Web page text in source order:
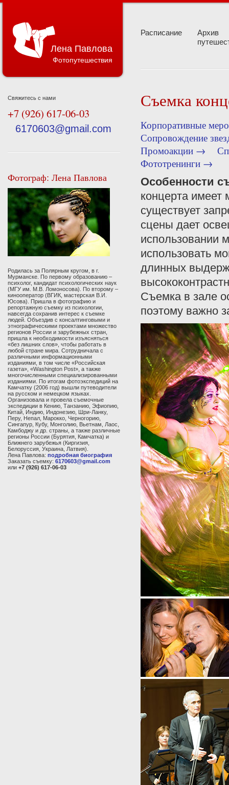
Лена Павлова
Фотопутешествия
Расписание
Архив
Свяжитесь с нами
+7 (926) 617-06-03
6170603@gmail.com
Фотограф: Лена Павлова
Родилась за Полярным кругом, в г.
Мурманске. По первому образованию –
психолог, кандидат психологических наук
(МГУ им. М.В. Ломоносова). По второму –
кинооператор (ВГИК, мастерская В.И.
Юсова). Пришла в фотографию и
репортажную съемку из психологии,
навсегда сохранив интерес к съемке
людей. Объездив с консалтинговыми и
этнографическими проектами множество
регионов России и зарубежных стран,
пришла к необходимости изъясняться
«без лишних слов», чтобы работать в
любой стране мира. Сотрудничала с
различными информационными
изданиями, в том числе «Российская
газета», «Washington Post», а также
многочисленными специализированными
изданиями. По итогам фотоэкспедиций на
Камчатку (2006 год) вышли путеводители
на русском и немецком языках.
Организовала и провела съемочные
экспедиции в Кению, Танзанию, Эфиопию,
Китай, Индию, Индонезию, Шри-Ланку,
Перу, Непал, Марокко, Черногорию,
Сингапур, Кубу, Монголию, Вьетнам, Лаос,
Камбоджу и др. страны, а также различные
регионы России (Бурятия, Камчатка) и
Ближнего зарубежья (Киргизия,
Белоруссия, Украина, Латвия).
Лена Павлова: подробная биография
Заказать съемку: 6170603@gmail.com
или +7 (926) 617-06-03
Съемка
Корпоративные
Сопровождение
Промоакции →
Фототренинги →
Особенности
концерта имеет
существует
сцены дает
использовании
использовать
длинных
Съемка в зале
поэтому важно